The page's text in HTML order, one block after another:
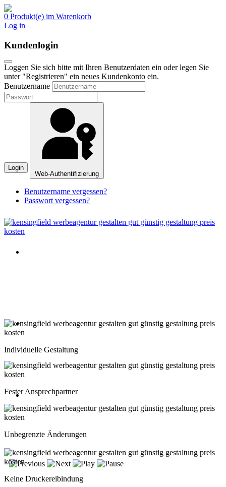
0 Produkt(e) im Warenkorb
Log in
Kundenlogin
Loggen Sie sich bitte mit Ihren Benutzerdaten ein oder legen Sie
unter "Registrieren" ein neues Kundenkonto ein.
Benutzername
Login
Web-Authentifizierung
Benutzername vergessen?
Passwort vergessen?
Beratung oder Rückruf anfordern
Schweiz: 043 508 66 63
Montag-Freitag 10:00-18:00 Uhr
Beratung oder Rückruf anfordern
Montag-Freitag 10:00-18:00 Uhr
Individuelle Gestaltung
Fester Ansprechpartner
Unbegrenzte Änderungen
Keine Druckereibindung